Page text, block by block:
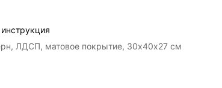
ЛДСП, матовое покрытие, 30х40х27 см